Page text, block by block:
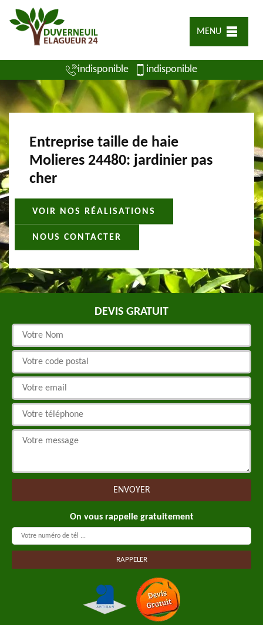
MENU
indisponible indisponible
Entreprise taille de haie
Molieres 24480: jardinier pas
cher
VOIR NOS RÉALISATIONS
NOUS CONTACTER
DEVIS GRATUIT
On vous rappelle gratuitement